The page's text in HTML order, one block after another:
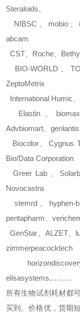
Steraloids
NIBSC
mobio、
abcam
CST
Roche
BIO-WORLD 、
ZeptoMetrix
International Humic
Elastin
biomax
Advbiomart
genlantis
Biocolor、 Cygnus
Bio/Data Corporation
Greer Lab
Novocastra
stemrd、 hyphen-
pentapharm
GenStar
ALZET、
zimmerpeacocktech
elisasystems………
所有生物试剂耗材都
买到。价格优，货期